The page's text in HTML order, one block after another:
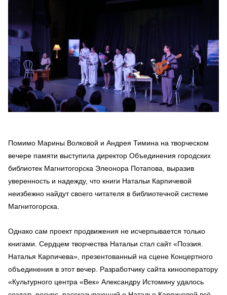
Помимо Марины Волковой и Андрея Тимина на творческом
вечере памяти выступила директор Объединения городских
библиотек Магнитогорска Элеонора Потапова, выразив
уверенность и надежду, что книги Натальи Карпичевой
неизбежно найдут своего читателя в библиотечной системе
Магнитогорска.
Однако сам проект продвижения не исчерпывается только
книгами. Сердцем творчества Натальи стал сайт «Поэзия.
Наталья Карпичева», презентованный на сцене Концертного
объединения в этот вечер. Разработчику сайта кинооператору
«Культурного центра «Век» Александру Истомину удалось